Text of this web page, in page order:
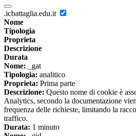
.icbattaglia.edu.it
Nome
Tipologia
Proprieta
Descrizione
Durata
Nome: _gat
Tipologia: analitico
Proprieta: Prima parte
Descrizione: Questo nome di cookie è
Analytics, secondo la documentazione
frequenza delle richieste, limitando la
traffico.
Durata: 1 minuto